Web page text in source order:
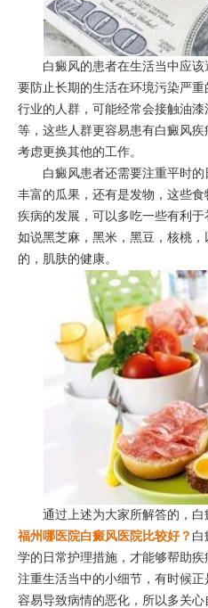
白癜风的患者在生活当中应该
要防止长期的生活在环境污染严
行业的人群，可能经常会接触油
等，这些人群更容易患有白癜风
考虑更换其他的工作。
白癜风患者还需要注重平时的
丰富的瓜果，还有是发物，这些
疾病的发展，可以多吃一些有利
如说黑芝麻，黑米，黑豆，核桃
的，肌肤的健康。
通过上述为大家所解答的，白
福州哪医院白癜风医院比较好？ 白
学的日常护理措施，才能够帮助
注重生活当中的小细节，有时候
容易导致病情的恶化，所以多关